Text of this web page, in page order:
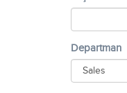
Departman